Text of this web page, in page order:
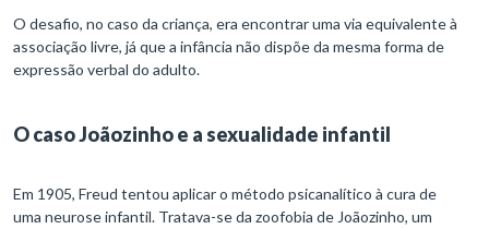
O desafio, no caso da criança, era encontrar uma via equivalente à
associação livre, já que a infância não dispõe da mesma forma de
expressão verbal do adulto.
O caso Joãozinho e a sexualidade infantil
Em 1905, Freud tentou aplicar o método psicanalítico à cura de
uma neurose infantil. Tratava-se da zoofobia de Joãozinho, um